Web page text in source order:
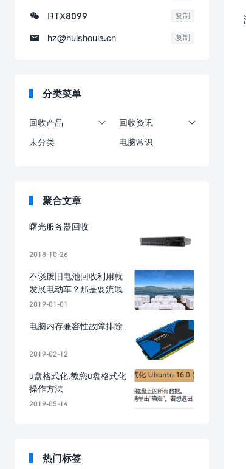
 RTX8099 复制
 hz@huishoula.cn 复制
分类菜单
回收产品  回收资讯 
未分类 电脑常识
聚合文章
曙光服务器回收
2018-10-26
不谈废旧电池回收利用就
发展电动车？那是耍流氓
2019-01-01
电脑内存兼容性故障排除
2019-02-12
u盘格式化,教您u盘格式化
操作方法
2019-05-14
热门标签